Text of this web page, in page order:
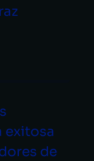
exitosa
de